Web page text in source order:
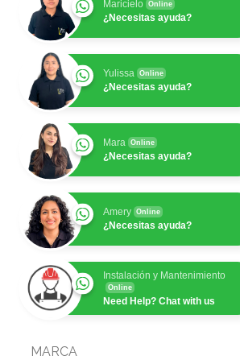
Maricielo Online
¿Necesitas ayuda?
Yulissa Online
¿Necesitas ayuda?
Mara Online
¿Necesitas ayuda?
Amery Online
¿Necesitas ayuda?
Instalación y Mantenimiento
Online
Need Help? Chat with us
MARCA